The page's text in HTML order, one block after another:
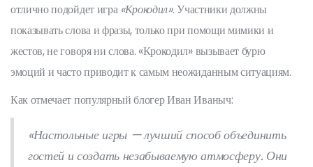
отлично подойдет игра «Крокодил». Участники должны
показывать слова и фразы, только при помощи мимики и
жестов, не говоря ни слова. «Крокодил» вызывает бурю
эмоций и часто приводит к самым неожиданным ситуациям.
Как отмечает популярный блогер Иван Иваныч:
«Настольные игры — лучший способ объединить
гостей и создать незабываемую атмосферу. Они